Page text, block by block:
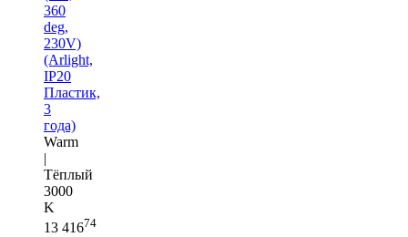
360
deg,
230V)
(Arlight,
IP20
Пластик,
3
года)
Warm
|
Тёплый
3000
K
13 41674